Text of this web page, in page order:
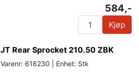
584,-
Kjøp
JT Rear Sprocket 210.50 ZBK
Varenr: 616230 | Enhet: Stk